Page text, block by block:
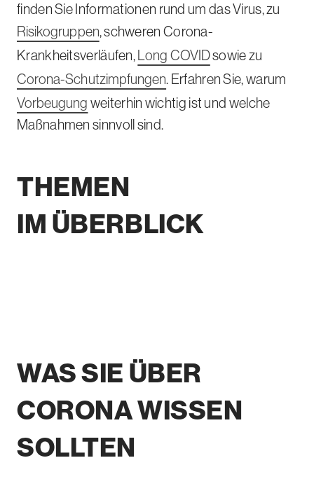
finden Sie Informationen rund um das Virus, zu
Risikogruppen, schweren Corona-
Krankheitsverläufen, Long COVIDsowie zu
Corona-Schutzimpfungen. Erfahren Sie, warum
Vorbeugung weiterhin wichtig ist und welche
Maßnahmen sinnvoll sind.
THEMEN
IM ÜBERBLICK
w
g
e
Erfahren Sie mehr
k
g
u
Erfahren Sie mehr
C
V
D
Erfahren Sie mehr
e
g
n
Erfahren Sie mehr
e
Erfahren Sie mehr
WAS SIE ÜBER
CORONAWISSEN
SOLLTEN